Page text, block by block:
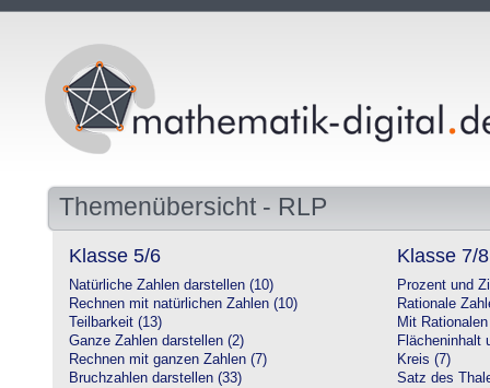
Themenübersicht - RLP
Klasse 5/6
Natürliche Zahlen darstellen (10)
Rechnen mit natürlichen Zahlen (10)
Teilbarkeit (13)
Ganze Zahlen darstellen (2)
Rechnen mit ganzen Zahlen (7)
Bruchzahlen darstellen (33)
Klasse 7/8
Prozent und
Rationale
Mit
Flächeninhalt
Kreis (7)
Satz des